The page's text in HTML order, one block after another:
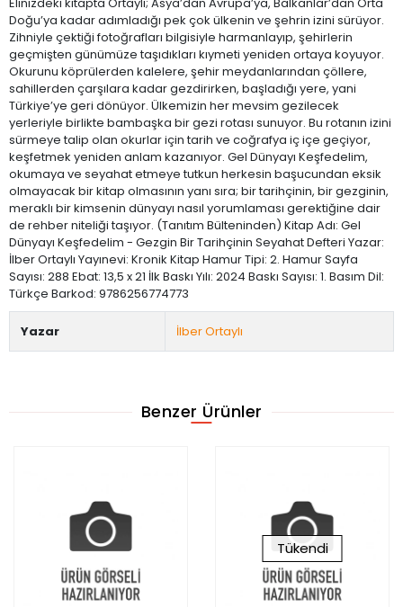
Doğu’ya kadar adımladığı pek çok ülkenin ve şehrin izini sürüyor.
Zihniyle çektiği fotoğrafları bilgisiyle harmanlayıp, şehirlerin
geçmişten günümüze taşıdıkları kıymeti yeniden ortaya koyuyor.
Okurunu köprülerden kalelere, şehir meydanlarından çöllere,
sahillerden çarşılara kadar gezdirirken, başladığı yere, yani
Türkiye’ye geri dönüyor. Ülkemizin her mevsim gezilecek
yerleriyle birlikte bambaşka bir gezi rotası sunuyor. Bu rotanın izini
sürmeye talip olan okurlar için tarih ve coğrafya iç içe geçiyor,
keşfetmek yeniden anlam kazanıyor. Gel Dünyayı Keşfedelim,
okumaya ve seyahat etmeye tutkun herkesin başucundan eksik
olmayacak bir kitap olmasının yanı sıra; bir tarihçinin, bir gezginin,
meraklı bir kimsenin dünyayı nasıl yorumlaması gerektiğine dair
de rehber niteliği taşıyor. (Tanıtım Bülteninden) Kitap Adı: Gel
Dünyayı Keşfedelim - Gezgin Bir Tarihçinin Seyahat Defteri Yazar:
İlber Ortaylı Yayınevi: Kronik Kitap Hamur Tipi: 2. Hamur Sayfa
Sayısı: 288 Ebat: 13,5 x 21 İlk Baskı Yılı: 2024 Baskı Sayısı: 1. Basım Dil:
Türkçe Barkod: 9786256774773
Yazar İlber Ortaylı
Benzer Ürünler
Tükendi